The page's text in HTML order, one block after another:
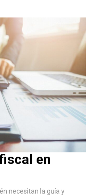
en
necesitan la guía y